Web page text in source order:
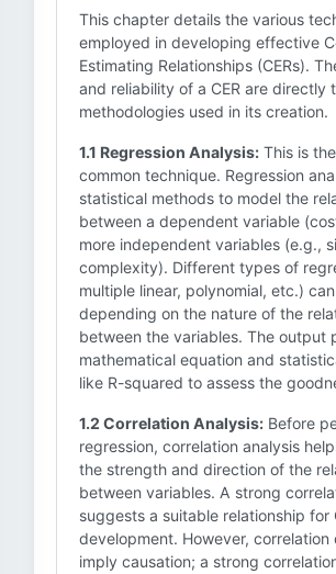
This chapter details the various
employed in developing effective
Estimating Relationships (CERs).
and reliability of a CER are directly
methodologies used in its creation.
1.1 Regression Analysis: This is
common technique. Regression
statistical methods to model the
between a dependent variable
more independent variables (e.g.,
complexity). Different types of
multiple linear, polynomial, etc.)
depending on the nature of the
between the variables. The output
mathematical equation and
like R-squared to assess the
1.2 Correlation Analysis: Before
regression, correlation analysis
the strength and direction of the
between variables. A strong
suggests a suitable relationship for
development. However, correlation
imply causation; a strong